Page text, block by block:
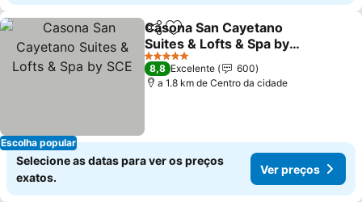
Escolha popular
PartilharAdicionar aos favoritos
Casona San Cayetano
Suites & Lofts & Spa by
SCE
Ver preços
5 Estrelas
8,8 Excelente
600
a 1.8 km de Centro da cidade
Selecione as datas para ver os preços
exatos.
Ver preços